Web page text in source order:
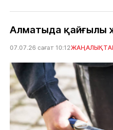
Алматыда қайғылы
07.07.26 сағат 10:12